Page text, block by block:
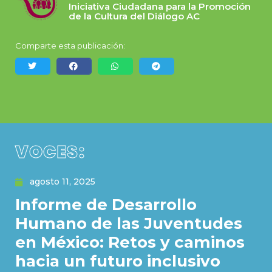
Iniciativa Ciudadana para la Promoción
de la Cultura del Diálogo AC
Comparte esta publicación:
VOCES:
agosto 11, 2025
Informe de Desarrollo
Humano de las Juventudes
en México: Retos y caminos
hacia un futuro inclusivo